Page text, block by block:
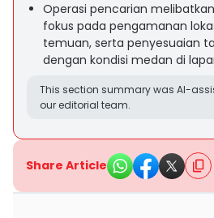
Operasi pencarian
fokus pada pengamanan
temuan, serta penyesuaian
dengan kondisi medan di
This section summary was AI-
our editorial team.
Share Article